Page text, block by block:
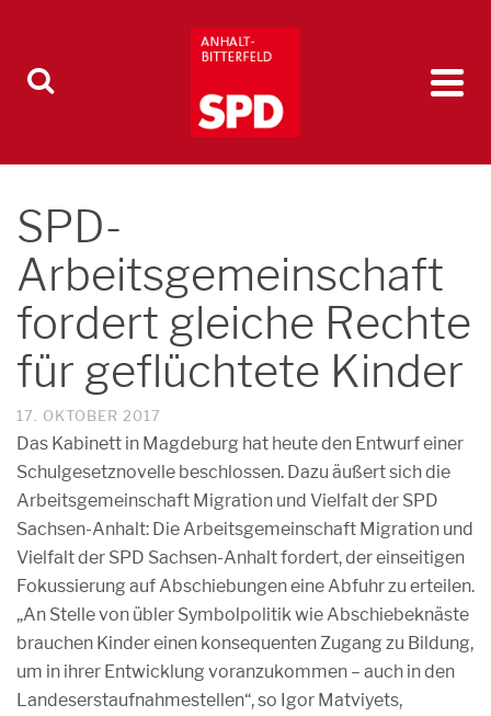
SPD-
Arbeitsgemeinschaft
fordert gleiche Rechte
für geflüchtete Kinder
17. OKTOBER 2017
Das Kabinett in Magdeburg hat heute den Entwurf einer
Schulgesetznovelle beschlossen. Dazu äußert sich die
Arbeitsgemeinschaft Migration und Vielfalt der SPD
Sachsen-Anhalt: Die Arbeitsgemeinschaft Migration und
Vielfalt der SPD Sachsen-Anhalt fordert, der einseitigen
Fokussierung auf Abschiebungen eine Abfuhr zu erteilen.
„An Stelle von übler Symbolpolitik wie Abschiebeknäste
brauchen Kinder einen konsequenten Zugang zu Bildung,
um in ihrer Entwicklung voranzukommen – auch in den
Landeserstaufnahmestellen“, so Igor Matviyets,